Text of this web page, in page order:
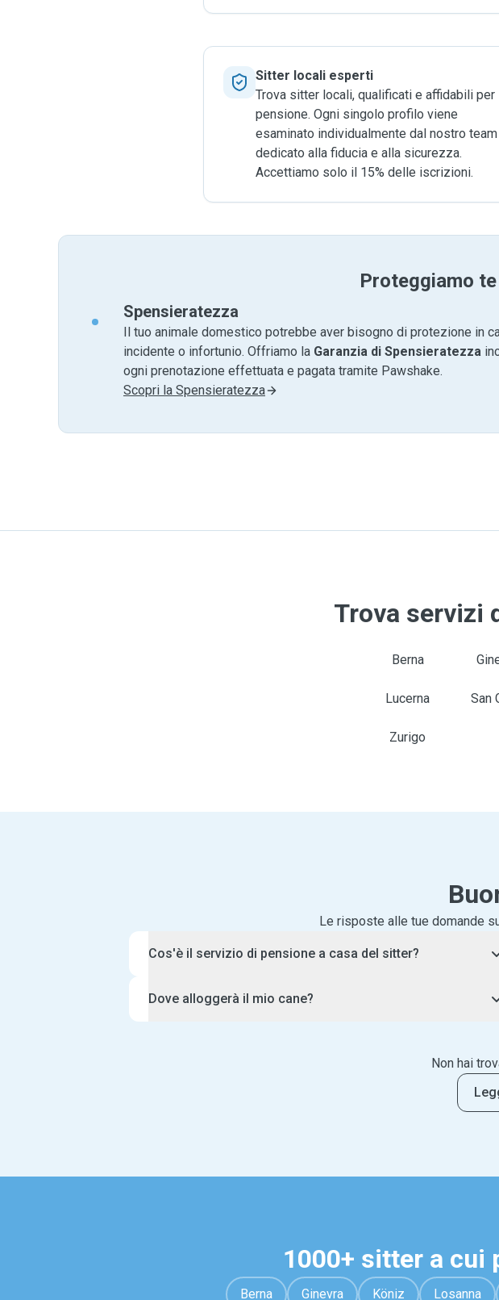
Sitter locali esperti
Trova sitter locali, qualificati e affidabili per
pensione. Ogni singolo profilo viene
esaminato individualmente dal nostro team
dedicato alla fiducia e alla sicurezza.
Accettiamo solo il 15% delle iscrizioni.
Proteggiamo
Spensieratezza
Il tuo animale domestico potrebbe aver bisogno di protezione in
incidente o infortunio. Offriamo la Garanzia di Spensieratezza
ogni prenotazione effettuata e pagata tramite Pawshake.
Scopri la Spensieratezza
Trova servizi
Berna
Lucerna San
Zurigo
Le risposte alle tue domande
Cos'è il servizio di pensione a casa del sitter?
casa di un sitter Pawshake. Invece di stare in un canile affollato
Dove alloggerà il mio cane?
tuo sitter conosce il tuo animale domestico, meglio è! In
questo modo può davvero garantire di fornire al tuo animale
domestico il soggiorno migliore e più confortevole possibile.
Non hai
1000+ sitter a cui
Berna Ginevra Köniz Losanna